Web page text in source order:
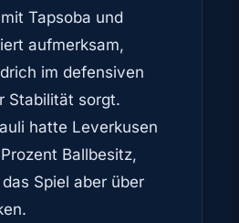
Tapsoba und
aufmerksam,
im defensiven
Stabilität sorgt.
hatte Leverkusen
Ballbesitz,
Spiel aber über